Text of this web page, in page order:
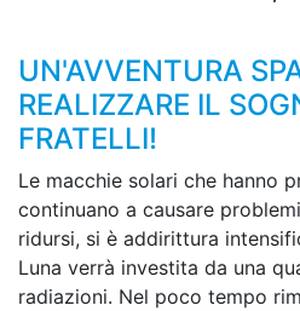
UN'AVVENTURA
REALIZZARE IL
FRATELLI!
Le macchie solari che hanno
continuano a causare
ridursi, si è addirittura
Luna verrà investita da una
radiazioni. Nel poco tempo